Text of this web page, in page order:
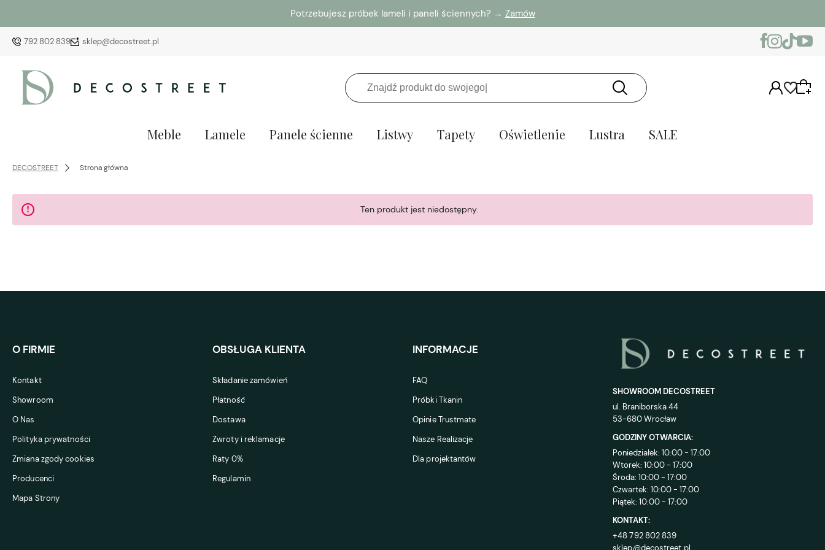
Potrzebujesz próbek lameli i paneli ściennych? → Zamów
792 802 839 sklep@decostreet.pl
Meble Lamele Panele ścienne Listwy Tapety Oświetlenie Lustra SALE
DECOSTREET Strona główna
Ten produkt jest niedostępny.
O FIRMIE
Kontakt
Showroom
O Nas
Polityka prywatności
Zmiana zgody cookies
Producenci
Mapa Strony
OBSŁUGA KLIENTA
Składanie zamówień
Płatność
Dostawa
Zwroty i reklamacje
Raty 0%
Regulamin
INFORMACJE
FAQ
Próbki Tkanin
Opinie Trustmate
Nasze Realizacje
Dla projektantów
SHOWROOM DECOSTREET
ul. Braniborska 44
53-680 Wrocław
GODZINY OTWARCIA:
Poniedziałek: 10:00 - 17:00
Wtorek: 10:00 - 17:00
Środa: 10:00 - 17:00
Czwartek: 10:00 - 17:00
Piątek: 10:00 - 17:00
KONTAKT:
+48 792 802 839